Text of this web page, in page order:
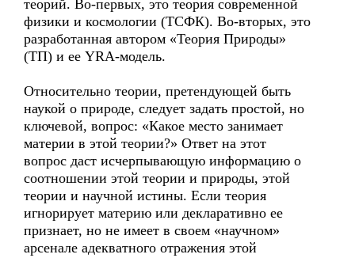
теорий. Во-первых, это теория современной
физики и космологии (ТСФК). Во-вторых, это
разработанная автором «Теория Природы»
(ТП) и ее YRA-модель.
Относительно теории, претендующей быть
наукой о природе, следует задать простой, но
ключевой, вопрос: «Какое место занимает
материи в этой теории?» Ответ на этот
вопрос даст исчерпывающую информацию о
соотношении этой теории и природы, этой
теории и научной истины. Если теория
игнорирует материю или декларативно ее
признает, но не имеет в своем «научном»
арсенале адекватного отражения этой